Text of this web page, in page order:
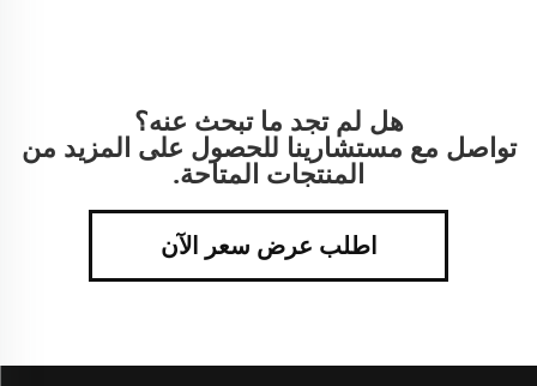
هل لم تجد ما تبحث عنه؟
تواصل مع مستشارينا للحصول على المزيد من
المنتجات المتاحة.
اطلب عرض سعر الآن